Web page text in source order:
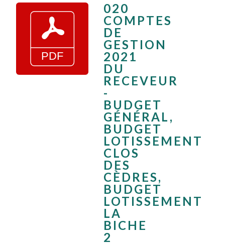
020
COMPTES
DE
GESTION
2021
DU
RECEVEUR
-
BUDGET
GÉNÉRAL,
BUDGET
LOTISSEMENT
CLOS
DES
CÈDRES,
BUDGET
LOTISSEMENT
LA
BICHE
2